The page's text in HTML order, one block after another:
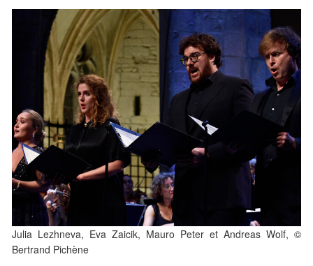
Julia Lezhneva, Eva Zaicik, Mauro Peter et Andreas Wolf, ©
Bertrand Pichène